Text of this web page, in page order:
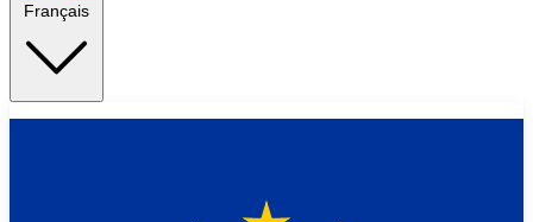
Français